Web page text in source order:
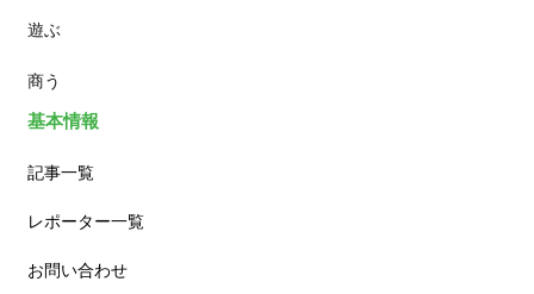
カフェ
遊ぶ
商う
基本情報
記事一覧
レポーター一覧
お問い合わせ